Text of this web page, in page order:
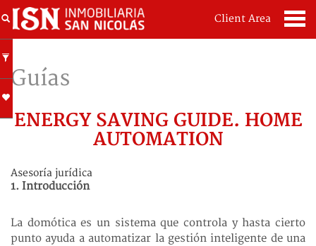
Client Area
Guías
ENERGY SAVING GUIDE. HOME
AUTOMATION
Asesoría jurídica
1. Introducción
La domótica es un sistema que controla y hasta cierto
punto ayuda a automatizar la gestión inteligente de una